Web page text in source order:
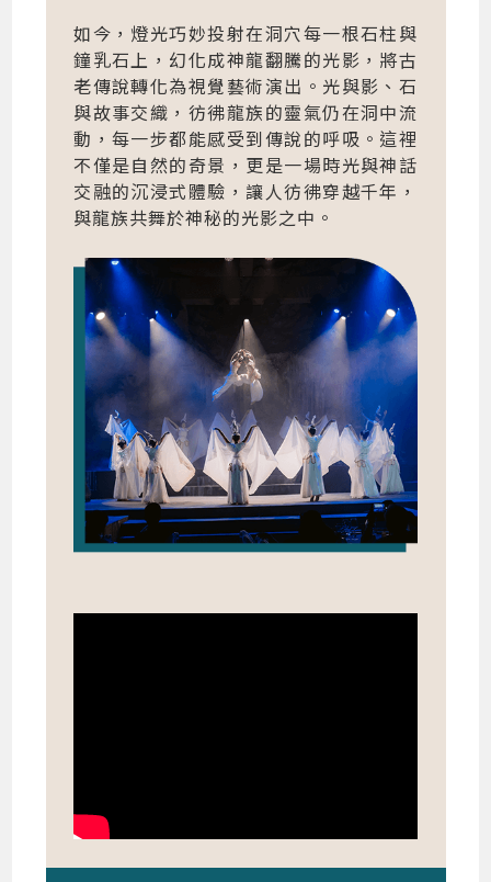
如今，燈光巧妙投射在洞穴每一根石柱與
鐘乳石上，幻化成神龍翻騰的光影，將古
老傳說轉化為視覺藝術演出。光與影、石
與故事交織，彷彿龍族的靈氣仍在洞中流
動，每一步都能感受到傳說的呼吸。這裡
不僅是自然的奇景，更是一場時光與神話
交融的沉浸式體驗，讓人彷彿穿越千年，
與龍族共舞於神秘的光影之中。